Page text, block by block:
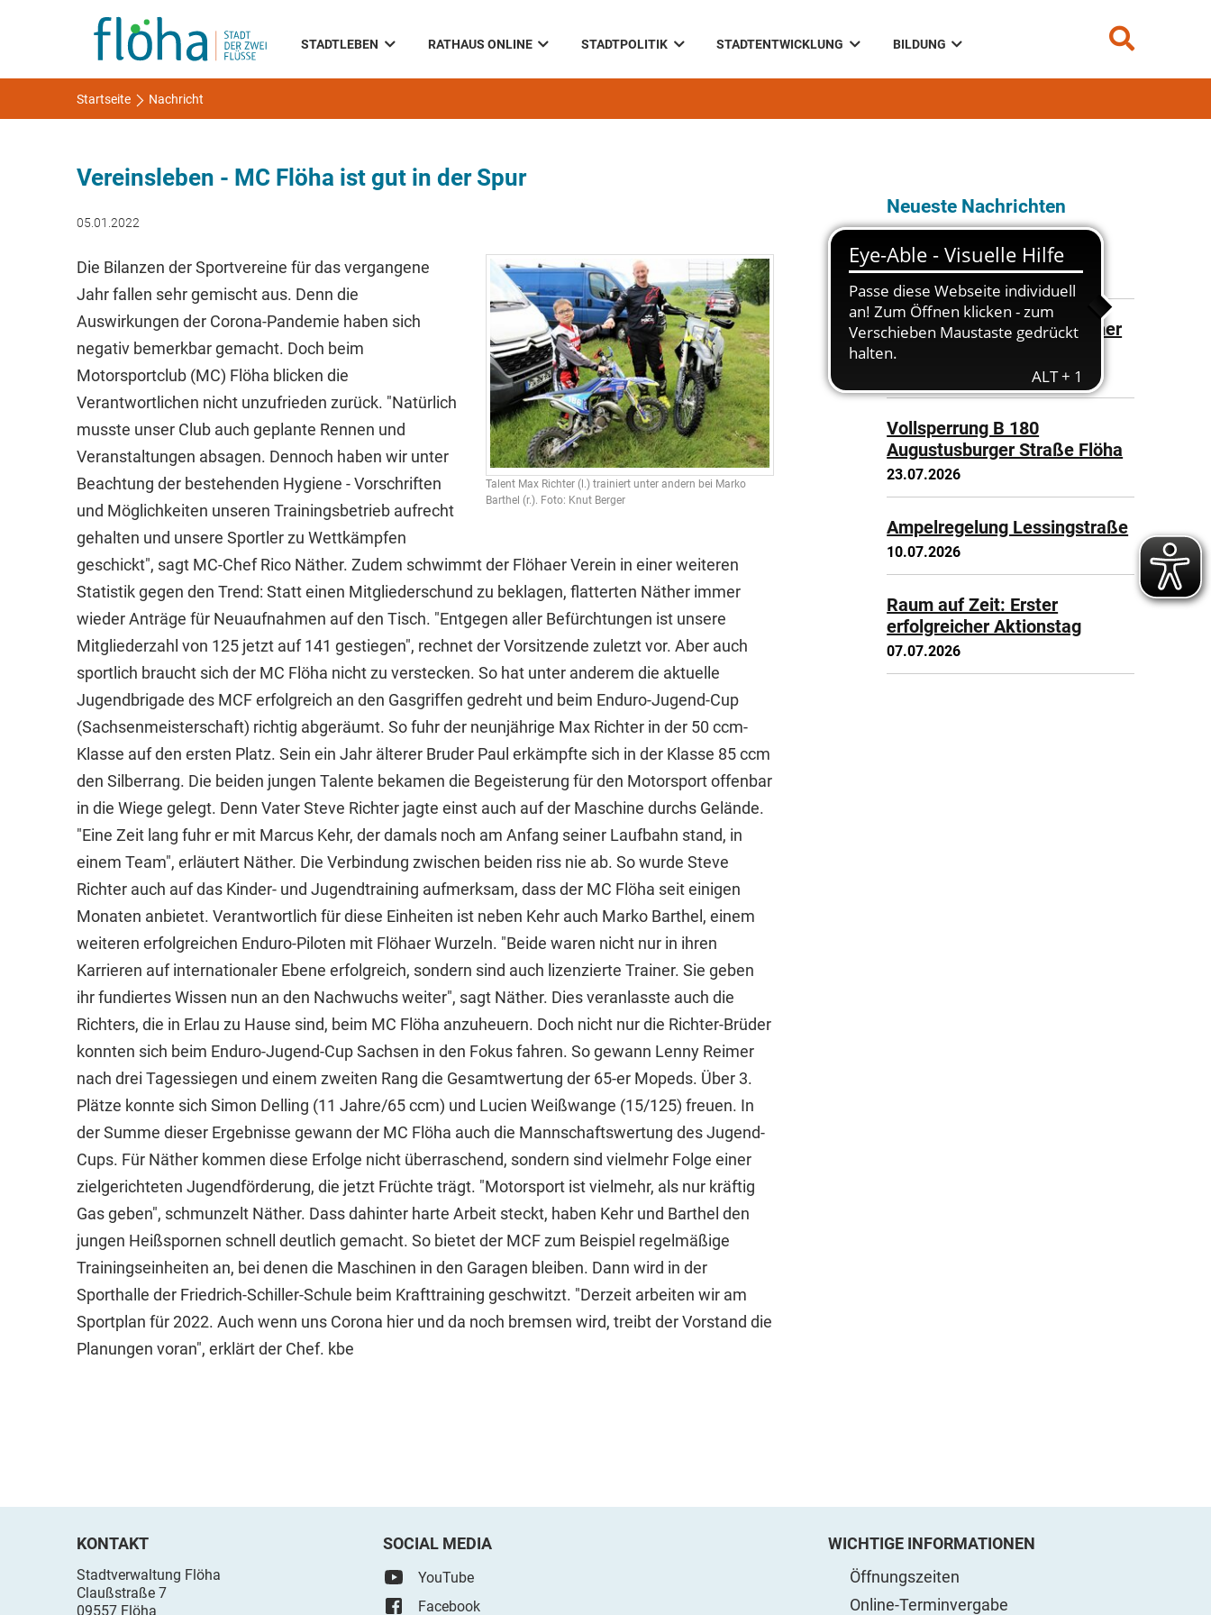
STADTLEBEN RATHAUS ONLINE STADTPOLITIK STADTENTWICKLUNG BILDUNG
Startseite Nachricht
Vereinsleben - MC Flöha ist gut in der Spur
05.01.2022
Talent Max Richter (l.) trainiert unter andern bei Marko
Barthel (r.). Foto: Knut Berger
Die Bilanzen der Sportvereine für das vergangene
Jahr fallen sehr gemischt aus. Denn die
Auswirkungen der Corona-Pandemie haben sich
negativ bemerkbar gemacht. Doch beim
Motorsportclub (MC) Flöha blicken die
Verantwortlichen nicht unzufrieden zurück. "Natürlich
musste unser Club auch geplante Rennen und
Veranstaltungen absagen. Dennoch haben wir unter
Beachtung der bestehenden Hygiene - Vorschriften
und Möglichkeiten unseren Trainingsbetrieb aufrecht
gehalten und unsere Sportler zu Wettkämpfen
geschickt", sagt MC-Chef Rico Näther. Zudem schwimmt der Flöhaer Verein in einer weiteren
Statistik gegen den Trend: Statt einen Mitgliederschund zu beklagen, flatterten Näther immer
wieder Anträge für Neuaufnahmen auf den Tisch. "Entgegen aller Befürchtungen ist unsere
Mitgliederzahl von 125 jetzt auf 141 gestiegen", rechnet der Vorsitzende zuletzt vor. Aber auch
sportlich braucht sich der MC Flöha nicht zu verstecken. So hat unter anderem die aktuelle
Jugendbrigade des MCF erfolgreich an den Gasgriffen gedreht und beim Enduro-Jugend-Cup
(Sachsenmeisterschaft) richtig abgeräumt. So fuhr der neunjährige Max Richter in der 50 ccm-
Klasse auf den ersten Platz. Sein ein Jahr älterer Bruder Paul erkämpfte sich in der Klasse 85 ccm
den Silberrang. Die beiden jungen Talente bekamen die Begeisterung für den Motorsport offenbar
in die Wiege gelegt. Denn Vater Steve Richter jagte einst auch auf der Maschine durchs Gelände.
"Eine Zeit lang fuhr er mit Marcus Kehr, der damals noch am Anfang seiner Laufbahn stand, in
einem Team", erläutert Näther. Die Verbindung zwischen beiden riss nie ab. So wurde Steve
Richter auch auf das Kinder- und Jugendtraining aufmerksam, dass der MC Flöha seit einigen
Monaten anbietet. Verantwortlich für diese Einheiten ist neben Kehr auch Marko Barthel, einem
weiteren erfolgreichen Enduro-Piloten mit Flöhaer Wurzeln. "Beide waren nicht nur in ihren
Karrieren auf internationaler Ebene erfolgreich, sondern sind auch lizenzierte Trainer. Sie geben
ihr fundiertes Wissen nun an den Nachwuchs weiter", sagt Näther. Dies veranlasste auch die
Richters, die in Erlau zu Hause sind, beim MC Flöha anzuheuern. Doch nicht nur die Richter-Brüder
konnten sich beim Enduro-Jugend-Cup Sachsen in den Fokus fahren. So gewann Lenny Reimer
nach drei Tagessiegen und einem zweiten Rang die Gesamtwertung der 65-er Mopeds. Über 3.
Plätze konnte sich Simon Delling (11 Jahre/65 ccm) und Lucien Weißwange (15/125) freuen. In
der Summe dieser Ergebnisse gewann der MC Flöha auch die Mannschaftswertung des Jugend-
Cups. Für Näther kommen diese Erfolge nicht überraschend, sondern sind vielmehr Folge einer
zielgerichteten Jugendförderung, die jetzt Früchte trägt. "Motorsport ist vielmehr, als nur kräftig
Gas geben", schmunzelt Näther. Dass dahinter harte Arbeit steckt, haben Kehr und Barthel den
jungen Heißspornen schnell deutlich gemacht. So bietet der MCF zum Beispiel regelmäßige
Trainingseinheiten an, bei denen die Maschinen in den Garagen bleiben. Dann wird in der
Sporthalle der Friedrich-Schiller-Schule beim Krafttraining geschwitzt. "Derzeit arbeiten wir am
Sportplan für 2022. Auch wenn uns Corona hier und da noch bremsen wird, treibt der Vorstand die
Planungen voran", erklärt der Chef. kbe
Neueste Nachrichten
Ampelregelung B 173n
31.07.2026
Vollsperrung Dr.-Kurt-Fischer
Straße
Vollsperrung B 180
Augustusburger Straße Flöha
23.07.2026
Ampelregelung Lessingstraße
10.07.2026
Raum auf Zeit: Erster
erfolgreicher Aktionstag
07.07.2026
KONTAKT
Stadtverwaltung Flöha
Claußstraße 7
09557 Flöha
SOCIAL MEDIA
YouTube
Facebook
WICHTIGE INFORMATIONEN
Öffnungszeiten
Online-Terminvergabe